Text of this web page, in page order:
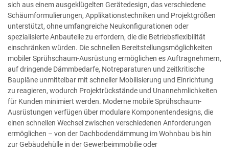
sich aus einem ausgeklügelten Gerätedesign, das verschiedene
Schäumformulierungen, Applikationstechniken und Projektgrößen
unterstützt, ohne umfangreiche Neukonfigurationen oder
spezialisierte Anbauteile zu erfordern, die die Betriebsflexibilität
einschränken würden. Die schnellen Bereitstellungsmöglichkeiten
mobiler Sprühschaum-Ausrüstung ermöglichen es Auftragnehmern,
auf dringende Dämmbedarfe, Notreparaturen und zeitkritische
Baupläne unmittelbar mit schneller Mobilisierung und Einrichtung
zu reagieren, wodurch Projektrückstände und Unannehmlichkeiten
für Kunden minimiert werden. Moderne mobile Sprühschaum-
Ausrüstungen verfügen über modulare Komponentendesigns, die
einen schnellen Wechsel zwischen verschiedenen Anforderungen
ermöglichen – von der Dachbodendämmung im Wohnbau bis hin
zur Gebäudehülle in der Gewerbeimmobilie oder